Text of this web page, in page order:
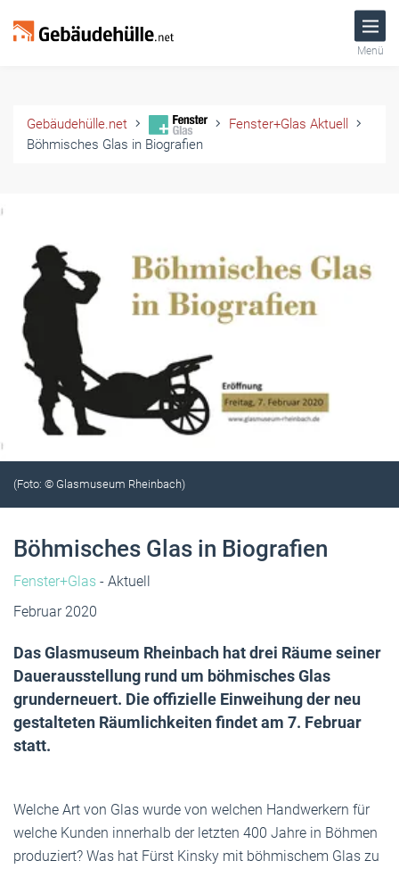
Menü
Gebäudehülle.net
Fenster+Glas Aktuell
Böhmisches Glas in Biografien
(Foto: © Glasmuseum Rheinbach)
Böhmisches Glas in Biografien
Fenster+Glas - Aktuell
Februar 2020
Das Glasmuseum Rheinbach hat drei Räume seiner
Dauerausstellung rund um böhmisches Glas
grunderneuert. Die offizielle Einweihung der neu
gestalteten Räumlichkeiten findet am 7. Februar
statt.
Welche Art von Glas wurde von welchen Handwerkern für
welche Kunden innerhalb der letzten 400 Jahre in Böhmen
produziert? Was hat Fürst Kinsky mit böhmischem Glas zu